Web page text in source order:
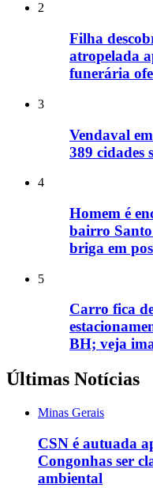
2
Filha
atropelada
funerária
3
Vendaval
389 cidades
4
Homem é
bairro
briga em
5
Carro fica
BH; veja
Últimas Notícias
Minas Gerais
CSN é autuada
Congonhas ser
ambiental